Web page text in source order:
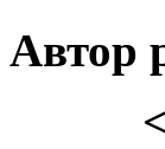
Автор